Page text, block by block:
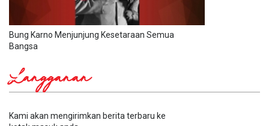
Bung Karno Menjunjung Kesetaraan Semua
Bangsa
Langganan
Kami akan mengirimkan berita terbaru ke